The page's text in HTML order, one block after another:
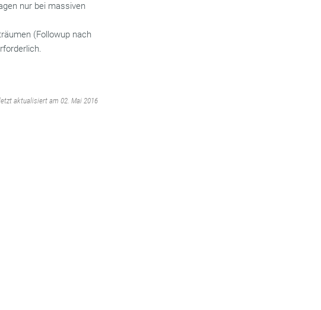
nur bei massiven
(Followup nach
aktualisiert am 02. Mai 2016